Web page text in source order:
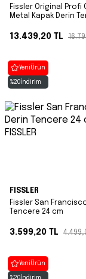
Fissler Original Profi
Metal Kapak Derin
13.439,20 TL
Yeni Ürün
%20 İndirim
FISSLER
Fissler San
Tencere 24 cm
3.599,20 TL
Yeni Ürün
%20 İndirim